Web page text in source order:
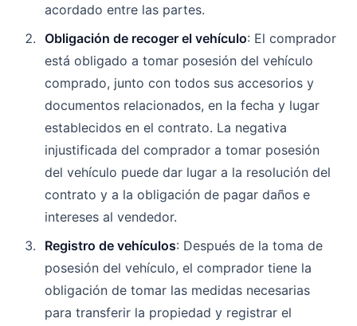
acordado entre las partes.
Obligación de recoger el vehículo: El comprador
está obligado a tomar posesión del vehículo
comprado, junto con todos sus accesorios y
documentos relacionados, en la fecha y lugar
establecidos en el contrato. La negativa
injustificada del comprador a tomar posesión
del vehículo puede dar lugar a la resolución del
contrato y a la obligación de pagar daños e
intereses al vendedor.
Registro de vehículos: Después de la toma de
posesión del vehículo, el comprador tiene la
obligación de tomar las medidas necesarias
para transferir la propiedad y registrar el